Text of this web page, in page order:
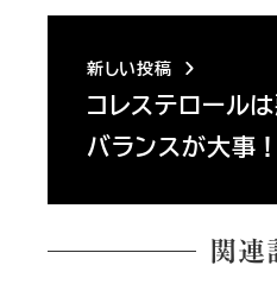
新しい投稿
コレステロール
バランスが大事
関連